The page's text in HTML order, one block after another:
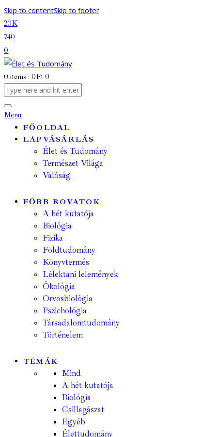
Skip to contentSkip to footer
20K
740
0
0 items - 0Ft 0
Menu
FŐOLDAL
LAPVÁSÁRLÁS
Élet és Tudomány
Természet Világa
Valóság
FŐBB ROVATOK
A hét kutatója
Biológia
Fizika
Földtudomány
Könyvtermés
Lélektani lelemények
Ökológia
Orvosbiológia
Pszichológia
Társadalomtudomány
Történelem
TÉMÁK
Mind
A hét kutatója
Biológia
Csillagászat
Egyéb
Élettudomány